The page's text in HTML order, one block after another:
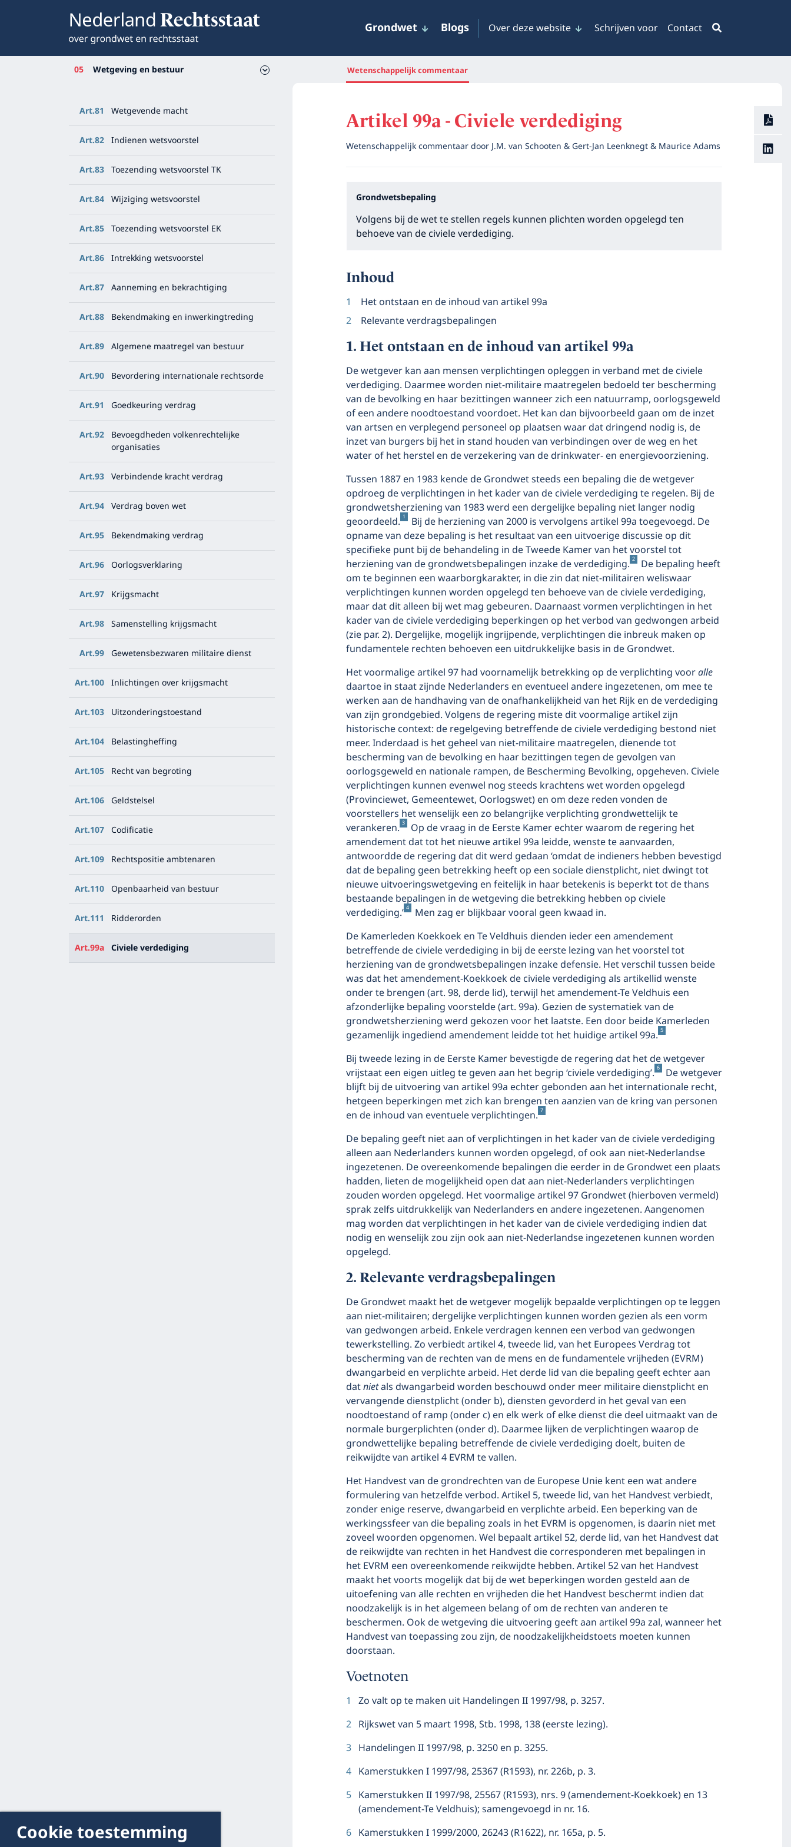
Grondwet Blogs Over deze website Schrijven voor Contact
05 Wetgeving en bestuur
Art.81 Wetgevende macht
Art.82 Indienen wetsvoorstel
Art.83 Toezending wetsvoorstel TK
Art.84 Wijziging wetsvoorstel
Art.85 Toezending wetsvoorstel EK
Art.86 Intrekking wetsvoorstel
Art.87 Aanneming en bekrachtiging
Art.88 Bekendmaking en inwerkingtreding
Art.89 Algemene maatregel van bestuur
Art.90 Bevordering internationale rechtsorde
Art.91 Goedkeuring verdrag
Art.92 Bevoegdheden volkenrechtelijke
organisaties
Art.93 Verbindende kracht verdrag
Art.94 Verdrag boven wet
Art.95 Bekendmaking verdrag
Art.96 Oorlogsverklaring
Art.97 Krijgsmacht
Art.98 Samenstelling krijgsmacht
Art.99 Gewetensbezwaren militaire dienst
Art.100 Inlichtingen over krijgsmacht
Art.103 Uitzonderingstoestand
Art.104 Belastingheffing
Art.105 Recht van begroting
Art.106 Geldstelsel
Art.107 Codificatie
Art.109 Rechtspositie ambtenaren
Art.110 Openbaarheid van bestuur
Art.111 Ridderorden
Art.99a Civiele verdediging
Wetenschappelijk commentaar
Artikel 99a - Civiele verdediging
Wetenschappelijk commentaar doorJ.M. van Schooten & Gert-Jan Leenknegt & Maurice Adams
Grondwetsbepaling
Volgens bij de wet te stellen regels kunnen plichten worden opgelegd ten
behoeve van de civiele verdediging.
Inhoud
Het ontstaan en de inhoud van artikel 99a
Relevante verdragsbepalingen
Het ontstaan en de inhoud van artikel 99a
De wetgever kan aan mensen verplichtingen opleggen in verband met de civiele
verdediging. Daarmee worden niet-militaire maatregelen bedoeld ter bescherming
van de bevolking en haar bezittingen wanneer zich een natuurramp, oorlogsgeweld
of een andere noodtoestand voordoet. Het kan dan bijvoorbeeld gaan om de inzet
van artsen en verplegend personeel op plaatsen waar dat dringend nodig is, de
inzet van burgers bij het in stand houden van verbindingen over de weg en het
water of het herstel en de verzekering van de drinkwater- en energievoorziening.
Tussen 1887 en 1983 kende de Grondwet steeds een bepaling die de wetgever
opdroeg de verplichtingen in het kader van de civiele verdediging te regelen. Bij de
grondwetsherziening van 1983 werd een dergelijke bepaling niet langer nodig
geoordeeld. 1
Bij de herziening van 2000 is vervolgens artikel 99a toegevoegd. De
opname van deze bepaling is het resultaat van een uitvoerige discussie op dit
specifieke punt bij de behandeling in de Tweede Kamer van het voorstel tot
herziening van de grondwetsbepalingen inzake de verdediging. 2
De bepaling heeft
om te beginnen een waarborgkarakter, in die zin dat niet-militairen weliswaar
verplichtingen kunnen worden opgelegd ten behoeve van de civiele verdediging,
maar dat dit alleen bij wet mag gebeuren. Daarnaast vormen verplichtingen in het
kader van de civiele verdediging beperkingen op het verbod van gedwongen arbeid
(zie par. 2). Dergelijke, mogelijk ingrijpende, verplichtingen die inbreuk maken op
fundamentele rechten behoeven een uitdrukkelijke basis in de Grondwet.
Het voormalige artikel 97 had voornamelijk betrekking op de verplichting vooralle
daartoe in staat zijnde Nederlanders en eventueel andere ingezetenen, om mee te
werken aan de handhaving van de onafhankelijkheid van het Rijk en de verdediging
van zijn grondgebied. Volgens de regering miste dit voormalige artikel zijn
historische context: de regelgeving betreffende de civiele verdediging bestond niet
meer. Inderdaad is het geheel van niet-militaire maatregelen, dienende tot
bescherming van de bevolking en haar bezittingen tegen de gevolgen van
oorlogsgeweld en nationale rampen, de Bescherming Bevolking, opgeheven. Civiele
verplichtingen kunnen evenwel nog steeds krachtens wet worden opgelegd
(Provinciewet, Gemeentewet, Oorlogswet) en om deze reden vonden de
voorstellers het wenselijk een zo belangrijke verplichting grondwettelijk te
verankeren. 3
Op de vraag in de Eerste Kamer echter waarom de regering het
amendement dat tot het nieuwe artikel 99a leidde, wenste te aanvaarden,
antwoordde de regering dat dit werd gedaan ‘omdat de indieners hebben bevestigd
dat de bepaling geen betrekking heeft op een sociale dienstplicht, niet dwingt tot
nieuwe uitvoeringswetgeving en feitelijk in haar betekenis is beperkt tot de thans
bestaande bepalingen in de wetgeving die betrekking hebben op civiele
verdediging.’ 4
Men zag er blijkbaar vooral geen kwaad in.
De Kamerleden Koekkoek en Te Veldhuis dienden ieder een amendement
betreffende de civiele verdediging in bij de eerste lezing van het voorstel tot
herziening van de grondwetsbepalingen inzake defensie. Het verschil tussen beide
was dat het amendement-Koekkoek de civiele verdediging als artikellid wenste
onder te brengen (art. 98, derde lid), terwijl het amendement-Te Veldhuis een
afzonderlijke bepaling voorstelde (art. 99a). Gezien de systematiek van de
grondwetsherziening werd gekozen voor het laatste. Een door beide Kamerleden
gezamenlijk ingediend amendement leidde tot het huidige artikel 99a. 5
Bij tweede lezing in de Eerste Kamer bevestigde de regering dat het de wetgever
vrijstaat een eigen uitleg te geven aan het begrip ‘civiele verdediging’. 6
De wetgever
blijft bij de uitvoering van artikel 99a echter gebonden aan het internationale recht,
hetgeen beperkingen met zich kan brengen ten aanzien van de kring van personen
en de inhoud van eventuele verplichtingen. 7
De bepaling geeft niet aan of verplichtingen in het kader van de civiele verdediging
alleen aan Nederlanders kunnen worden opgelegd, of ook aan niet-Nederlandse
ingezetenen. De overeenkomende bepalingen die eerder in de Grondwet een plaats
hadden, lieten de mogelijkheid open dat aan niet-Nederlanders verplichtingen
zouden worden opgelegd. Het voormalige artikel 97 Grondwet (hierboven vermeld)
sprak zelfs uitdrukkelijk van Nederlanders en andere ingezetenen. Aangenomen
mag worden dat verplichtingen in het kader van de civiele verdediging indien dat
nodig en wenselijk zou zijn ook aan niet-Nederlandse ingezetenen kunnen worden
opgelegd.
Relevante verdragsbepalingen
De Grondwet maakt het de wetgever mogelijk bepaalde verplichtingen op te leggen
aan niet-militairen; dergelijke verplichtingen kunnen worden gezien als een vorm
van gedwongen arbeid. Enkele verdragen kennen een verbod van gedwongen
tewerkstelling. Zo verbiedt artikel 4, tweede lid, van het Europees Verdrag tot
bescherming van de rechten van de mens en de fundamentele vrijheden (EVRM)
dwangarbeid en verplichte arbeid. Het derde lid van die bepaling geeft echter aan
datnietals dwangarbeid worden beschouwd onder meer militaire dienstplicht en
vervangende dienstplicht (onder b), diensten gevorderd in het geval van een
noodtoestand of ramp (onder c) en elk werk of elke dienst die deel uitmaakt van de
normale burgerplichten (onder d). Daarmee lijken de verplichtingen waarop de
grondwettelijke bepaling betreffende de civiele verdediging doelt, buiten de
reikwijdte van artikel 4 EVRM te vallen.
Het Handvest van de grondrechten van de Europese Unie kent een wat andere
formulering van hetzelfde verbod. Artikel 5, tweede lid, van het Handvest verbiedt,
zonder enige reserve, dwangarbeid en verplichte arbeid. Een beperking van de
werkingssfeer van die bepaling zoals in het EVRM is opgenomen, is daarin niet met
zoveel woorden opgenomen. Wel bepaalt artikel 52, derde lid, van het Handvest dat
de reikwijdte van rechten in het Handvest die corresponderen met bepalingen in
het EVRM een overeenkomende reikwijdte hebben. Artikel 52 van het Handvest
maakt het voorts mogelijk dat bij de wet beperkingen worden gesteld aan de
uitoefening van alle rechten en vrijheden die het Handvest beschermt indien dat
noodzakelijk is in het algemeen belang of om de rechten van anderen te
beschermen. Ook de wetgeving die uitvoering geeft aan artikel 99a zal, wanneer het
Handvest van toepassing zou zijn, de noodzakelijkheidstoets moeten kunnen
doorstaan.
Voetnoten
1 Zo valt op te maken uit Handelingen II 1997/98, p. 3257.
2 Rijkswet van 5 maart 1998, Stb. 1998, 138 (eerste lezing).
3 Handelingen II 1997/98, p. 3250 en p. 3255.
4 Kamerstukken I 1997/98, 25367 (R1593), nr. 226b, p. 3.
5 Kamerstukken II 1997/98, 25567 (R1593), nrs. 9 (amendement-Koekkoek) en 13
(amendement-Te Veldhuis); samengevoegd in nr. 16.
6 Kamerstukken I 1999/2000, 26243 (R1622), nr. 165a, p. 5.
Cookie toestemming